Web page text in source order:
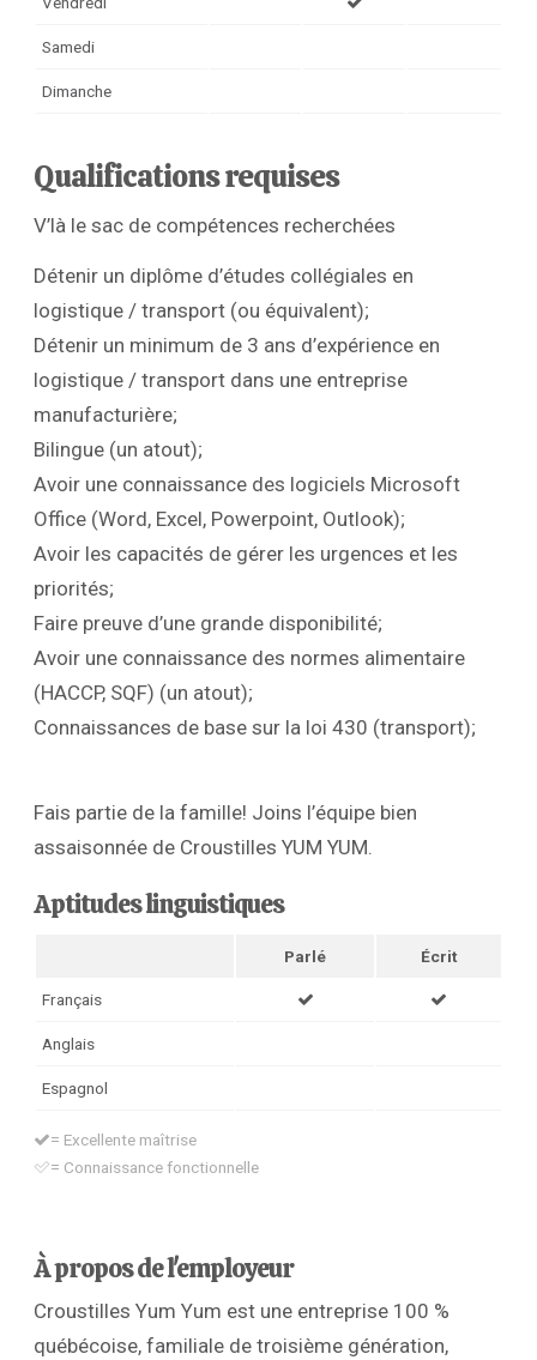
Samedi
Dimanche
Qualifications requises
V’là le sac de compétences recherchées
Détenir un diplôme d’études collégiales en
logistique / transport (ou équivalent);
Détenir un minimum de 3 ans d’expérience en
logistique / transport dans une entreprise
manufacturière;
Bilingue (un atout);
Avoir une connaissance des logiciels Microsoft
Office (Word, Excel, Powerpoint, Outlook);
Avoir les capacités de gérer les urgences et les
priorités;
Faire preuve d’une grande disponibilité;
Avoir une connaissance des normes alimentaire
(HACCP, SQF) (un atout);
Connaissances de base sur la loi 430 (transport);
Fais partie de la famille! Joins l’équipe bien
assaisonnée de Croustilles YUM YUM.
Aptitudes linguistiques
Parlé Écrit
Français
Anglais
Espagnol
= Excellente maîtrise
= Connaissance fonctionnelle
À propos de l'employeur
Croustilles Yum Yum est une entreprise 100 %
québécoise, familiale de troisième génération,